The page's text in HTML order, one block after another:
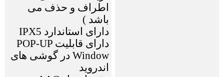
اطراف و حذف می
باشد )
دارای استاندارد IPX5
دارای قابلیت POP-UP
Window در گوشی های
اندروید